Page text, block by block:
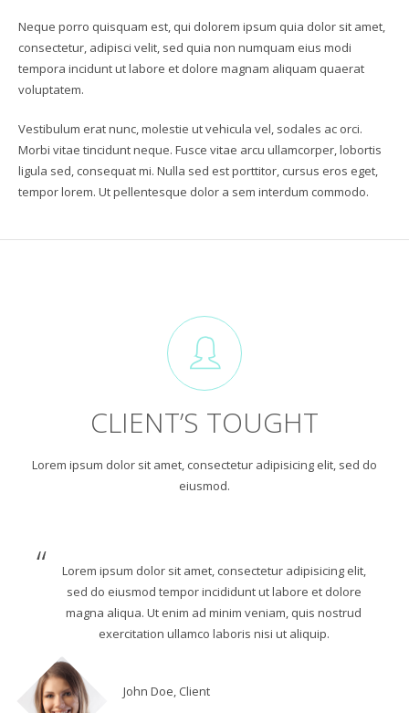
Neque porro quisquam est, qui dolorem ipsum quia dolor sit amet,
consectetur, adipisci velit, sed quia non numquam eius modi
tempora incidunt ut labore et dolore magnam aliquam quaerat
voluptatem.
Vestibulum erat nunc, molestie ut vehicula vel, sodales ac orci.
Morbi vitae tincidunt neque. Fusce vitae arcu ullamcorper, lobortis
ligula sed, consequat mi. Nulla sed est porttitor, cursus eros eget,
tempor lorem. Ut pellentesque dolor a sem interdum commodo.
CLIENT’S TOUGHT
Lorem ipsum dolor sit amet, consectetur adipisicing elit, sed do
eiusmod.
Lorem ipsum dolor sit amet, consectetur adipisicing elit,
sed do eiusmod tempor incididunt ut labore et dolore
magna aliqua. Ut enim ad minim veniam, quis nostrud
exercitation ullamco laboris nisi ut aliquip.
John Doe, Client